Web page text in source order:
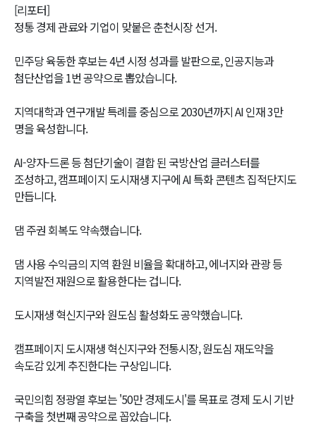
[리포터]
정통 경제 관료와 기업이 맞붙은 춘천시장 선거.
민주당 육동한 후보는 4년 시정 성과를 발판으로, 인공지능과
첨단산업을 1번 공약으로 뽑았습니다.
지역대학과 연구개발 특례를 중심으로 2030년까지 AI 인재 3만
명을 육성합니다.
AI-양자-드론 등 첨단기술이 결합 된 국방산업 클러스터를
조성하고, 캠프페이지 도시재생 지구에 AI 특화 콘텐츠 집적단지도
만듭니다.
댐 주권 회복도 약속했습니다.
댐 사용 수익금의 지역 환원 비율을 확대하고, 에너지와 관광 등
지역발전 재원으로 활용한다는 겁니다.
도시재생 혁신지구와 원도심 활성화도 공약했습니다.
캠프페이지 도시재생 혁신지구와 전통시장, 원도심 재도약을
속도감 있게 추진한다는 구상입니다.
국민의힘 정광열 후보는 '50만 경제도시'를 목표로 경제 도시 기반
구축을 첫번째 공약으로 꼽았습니다.